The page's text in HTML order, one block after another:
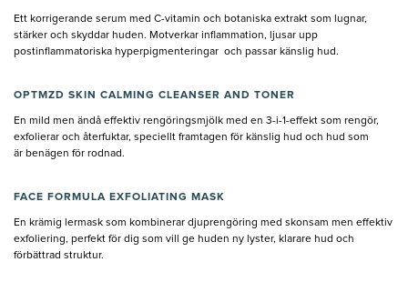
Ett korrigerande serum med C-vitamin och botaniska extrakt som lugnar,
stärker och skyddar huden. Motverkar inflammation, ljusar upp
postinflammatoriska hyperpigmenteringar och passar känslig hud.
OPTMZD SKIN CALMING CLEANSER AND TONER
En mild men ändå effektiv rengöringsmjölk med en 3-i-1-effekt som rengör,
exfolierar och återfuktar, speciellt framtagen för känslig hud och hud som
är benägen för rodnad.
FACE FORMULA EXFOLIATING MASK
En krämig lermask som kombinerar djuprengöring med skonsam men effektiv
exfoliering, perfekt för dig som vill ge huden ny lyster, klarare hud och
förbättrad struktur.